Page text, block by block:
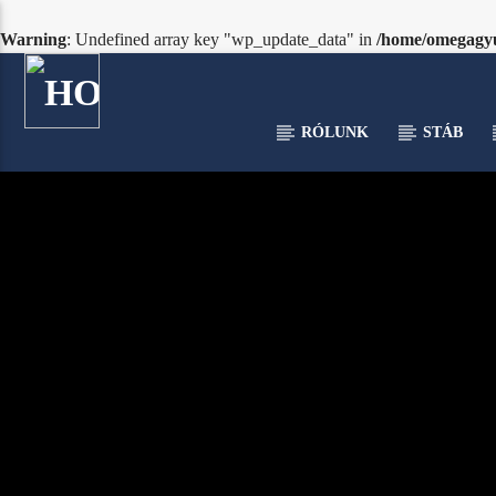
Warning: Undefined array key "wp_update_data" in /home/
RÓLUNK STÁB